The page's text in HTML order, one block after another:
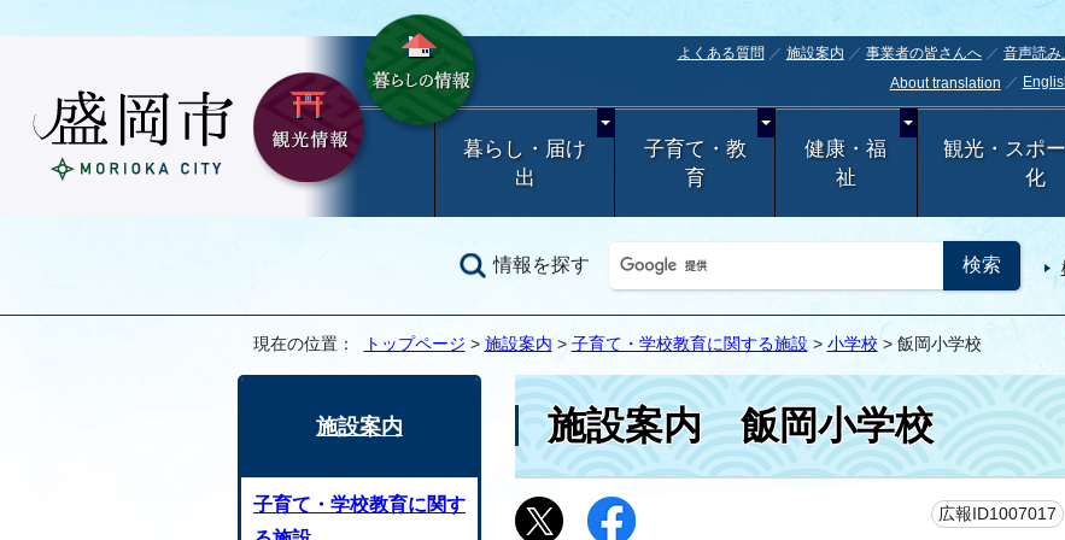
よくある質問 施設案内 事業者の皆さんへ 音声読み
About translation
暮らし・届け
出
子育て・教
育
健康・福
祉
観光・スポ
化
情報を探す
現在の位置： トップページ > 施設案内 > 子育て・学校教育に関する施設> 小学校 > 飯岡小学校
施設案内飯岡小学校
広報ID1007017
施設案内
子育て・学校教育に関す